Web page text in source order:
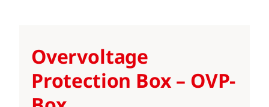
Overvoltage
Protection Box – OVP-